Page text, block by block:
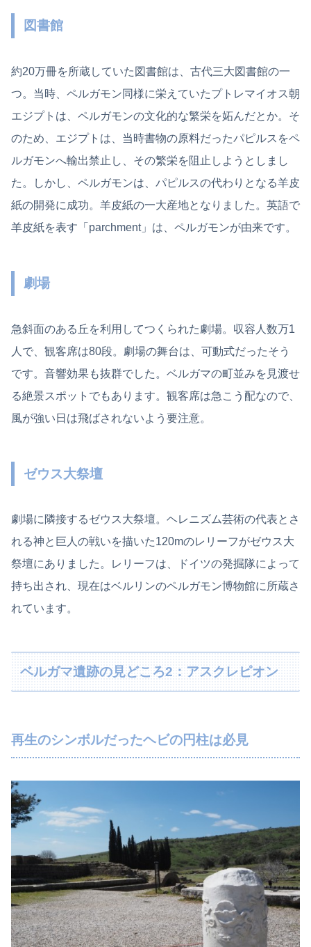
図書館
約20万冊を所蔵していた図書館は、古代三大図書館の一
つ。当時、ペルガモン同様に栄えていたプトレマイオス朝
エジプトは、ペルガモンの文化的な繁栄を妬んだとか。そ
のため、エジプトは、当時書物の原料だったパピルスをペ
ルガモンへ輸出禁止し、その繁栄を阻止しようとしまし
た。しかし、ペルガモンは、パピルスの代わりとなる羊皮
紙の開発に成功。羊皮紙の一大産地となりました。英語で
羊皮紙を表す「parchment」は、ペルガモンが由来です。
劇場
急斜面のある丘を利用してつくられた劇場。収容人数万1
人で、観客席は80段。劇場の舞台は、可動式だったそう
です。音響効果も抜群でした。ベルガマの町並みを見渡せ
る絶景スポットでもあります。観客席は急こう配なので、
風が強い日は飛ばされないよう要注意。
ゼウス⼤祭壇
劇場に隣接するゼウス⼤祭壇。ヘレニズム芸術の代表とさ
れる神と巨人の戦いを描いた120mのレリーフがゼウス⼤
祭壇にありました。レリーフは、ドイツの発掘隊によって
持ち出され、現在はベルリンのペルガモン博物館に所蔵さ
れています。
ベルガマ遺跡の見どころ2：アスクレピオン
再生のシンボルだったヘビの円柱は必見